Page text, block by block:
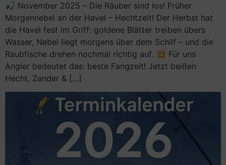
🎣 November 2025 – Die Räuber sind los! Früher
Morgennebel an der Havel – Hechtzeit! Der Herbst hat
die Havel fest im Griff: goldene Blätter treiben übers
Wasser, Nebel liegt morgens über dem Schilf – und die
Raubfische drehen nochmal richtig auf. 💥 Für uns
Angler bedeutet das: beste Fangzeit! Jetzt beißen
Hecht, Zander & […]